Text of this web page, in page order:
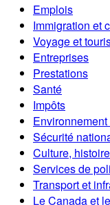
Emplois
Immigration et
Voyage et
Entreprises
Prestations
Santé
Impôts
Sécurité
Culture,
Services de
Transport et
Le Canada et